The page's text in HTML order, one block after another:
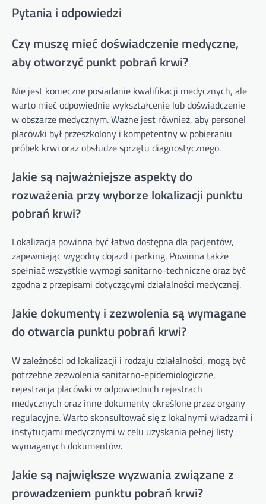
Pytania i odpowiedzi
Czy muszę mieć doświadczenie medyczne,
aby otworzyć punkt pobrań krwi?
Nie jest konieczne posiadanie kwalifikacji medycznych, ale
warto mieć odpowiednie wykształcenie lub doświadczenie
w obszarze medycznym. Ważne jest również, aby personel
placówki był przeszkolony i kompetentny w pobieraniu
próbek krwi oraz obsłudze sprzętu diagnostycznego.
Jakie są najważniejsze aspekty do
rozważenia przy wyborze lokalizacji punktu
pobrań krwi?
Lokalizacja powinna być łatwo dostępna dla pacjentów,
zapewniając wygodny dojazd i parking. Powinna także
spełniać wszystkie wymogi sanitarno-techniczne oraz być
zgodna z przepisami dotyczącymi działalności medycznej.
Jakie dokumenty i zezwolenia są wymagane
do otwarcia punktu pobrań krwi?
W zależności od lokalizacji i rodzaju działalności, mogą być
potrzebne zezwolenia sanitarno-epidemiologiczne,
rejestracja placówki w odpowiednich rejestrach
medycznych oraz inne dokumenty określone przez organy
regulacyjne. Warto skonsultować się z lokalnymi władzami i
instytucjami medycznymi w celu uzyskania pełnej listy
wymaganych dokumentów.
Jakie są największe wyzwania związane z
prowadzeniem punktu pobrań krwi?